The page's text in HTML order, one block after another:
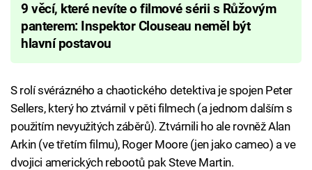
9 věcí, které nevíte o filmové sérii s Růžovým
panterem: Inspektor Clouseau neměl být
hlavní postavou
S rolí svérázného a chaotického detektiva je spojen Peter
Sellers, který ho ztvárnil v pěti filmech (a jednom dalším s
použitím nevyužitých záběrů). Ztvárnili ho ale rovněž Alan
Arkin (ve třetím filmu), Roger Moore (jen jako cameo) a ve
dvojici amerických rebootů pak Steve Martin.